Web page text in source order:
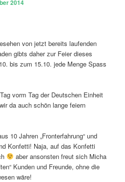
2014
von jetzt bereits laufenden
gibts daher zur Feier dieses
bis zum 15.10. jede Menge Spass
vorm Tag der Deutschen Einheit
da auch schön lange feiern
10 Jahren „Fronterfahrung“ und
Konfetti! Naja, auf das Konfetti
aber ansonsten freut sich Micha
Kunden und Freunde, ohne die
wäre!